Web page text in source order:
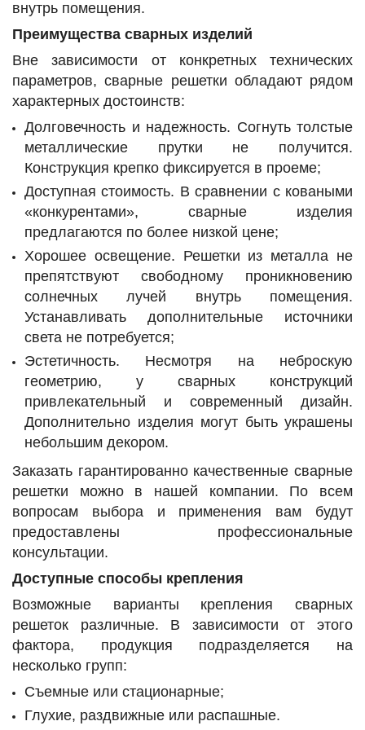
внутрь помещения.
Преимущества сварных изделий
Вне зависимости от конкретных технических
параметров, сварные решетки обладают рядом
характерных достоинств:
Долговечность и надежность. Согнуть толстые
металлические прутки не получится.
Конструкция крепко фиксируется в проеме;
Доступная стоимость. В сравнении с коваными
«конкурентами», сварные изделия
предлагаются по более низкой цене;
Хорошее освещение. Решетки из металла не
препятствуют свободному проникновению
солнечных лучей внутрь помещения.
Устанавливать дополнительные источники
света не потребуется;
Эстетичность. Несмотря на неброскую
геометрию, у сварных конструкций
привлекательный и современный дизайн.
Дополнительно изделия могут быть украшены
небольшим декором.
Заказать гарантированно качественные сварные
решетки можно в нашей компании. По всем
вопросам выбора и применения вам будут
предоставлены профессиональные
консультации.
Доступные способы крепления
Возможные варианты крепления сварных
решеток различные. В зависимости от этого
фактора, продукция подразделяется на
несколько групп:
Съемные или стационарные;
Глухие, раздвижные или распашные.